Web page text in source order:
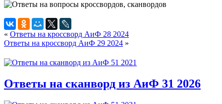
« Ответы на кроссворд АиФ 28 2024
Ответы на кроссворд АиФ 29 2024 »
Ответы на сканворд из АиФ 31 2026